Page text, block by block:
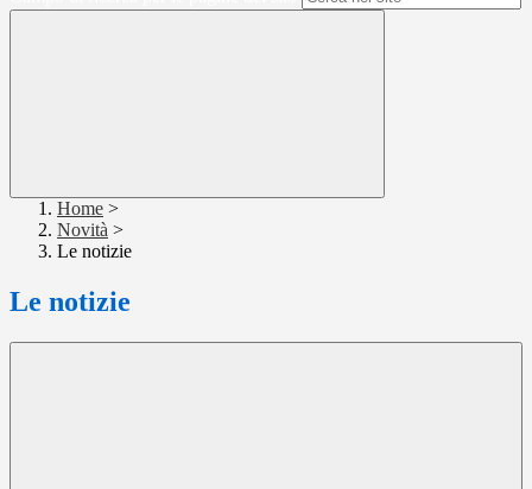
Home >
Novità >
Le notizie
Le notizie